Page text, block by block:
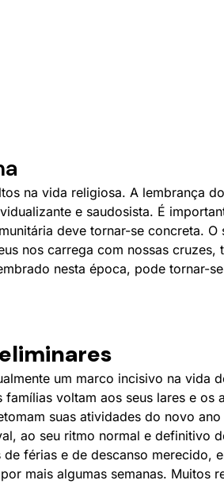
na vida religiosa. A lembrança
e saudosista. É
deve tornar-se concreta.
nos carrega com nossas
nesta época, pode tornar-
um marco incisivo na vida
voltam aos seus lares e
suas atividades do novo
ao seu ritmo normal e definitivo
férias e de descanso merecido,
mais algumas semanas. Muitos